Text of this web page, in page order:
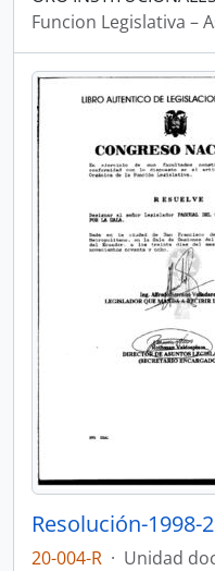
Funcion Legislativa –
Resolución-1998-
20-004-R · Unidad